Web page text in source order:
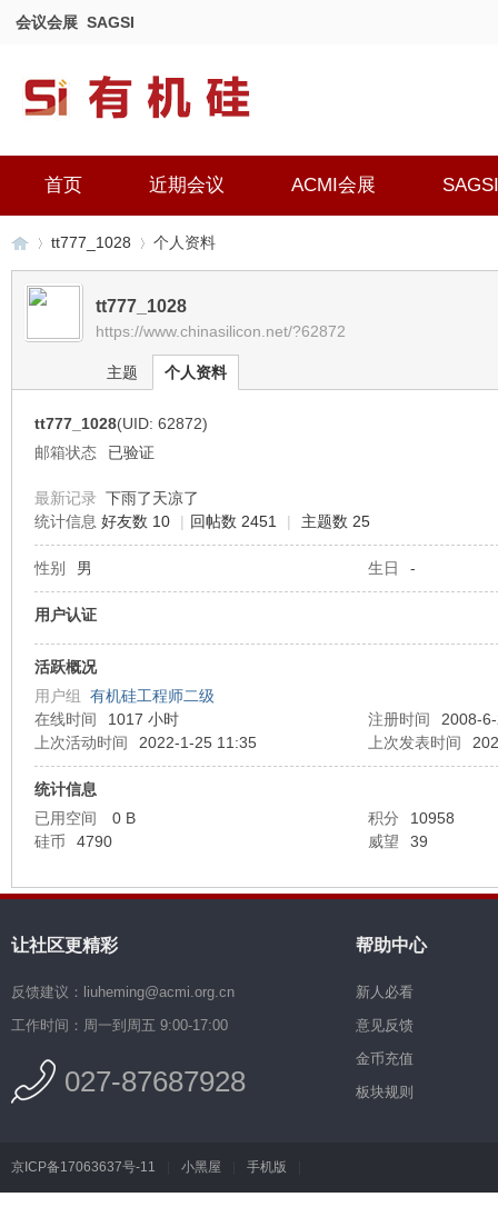
会议会展 SAGSI
首页 近期会议 ACMI会展 SAGSI
有›
tt777_1028
›
个人资料
tt777_1028
https://www.chinasilicon.net/?62872
主题 个人资料
tt777_1028(UID: 62872)
邮箱状态
已验证
最新记录 下雨了天凉了
统计信息 好友数 10 | 回帖数 2451 | 主题数 25
性别 男 生日 -
用户认证
活跃概况
用户组 有机硅工程师二级
在线时间
1017 小时 注册时间
2008-
上次活动时间
2022-1-25 11:35 上次发表时间
统计信息
已用空间
0 B 积分
10958
硅币
4790 威望 39
让社区更精彩
反馈建议：liuheming@acmi.org.cn
工作时间：周一到周五 9:00-17:00
027-87687928
帮助中心
新人必看
意见反馈
金币充值
板块规则
京ICP备17063637号-11 小黑屋 手机版